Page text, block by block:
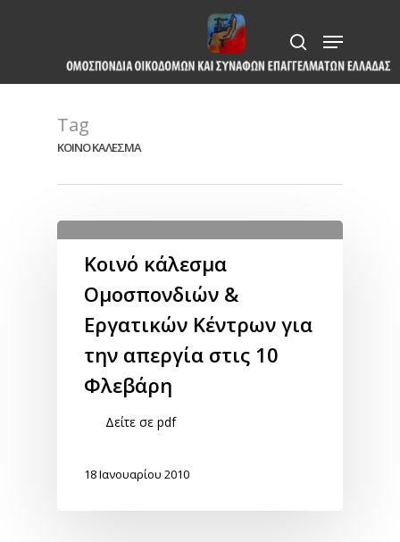
content
search
Menu
Tag
ΚΟΙΝΟ ΚΑΛΕΣΜΑ
Κοινό κάλεσμα
Ομοσπονδιών &
Εργατικών Κέντρων για
την απεργία στις 10
Φλεβάρη
Δείτε σε pdf
18 Ιανουαρίου 2010